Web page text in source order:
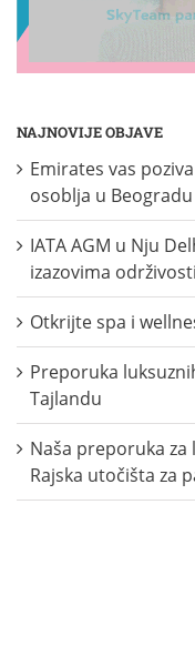
NAJNOVIJE OBJAVE
Emirates vas
osoblja u Beogradu
IATA AGM u Nju
izazovima
Otkrijte spa i
Preporuka
Tajlandu
Naša preporuka
Rajska utočišta za